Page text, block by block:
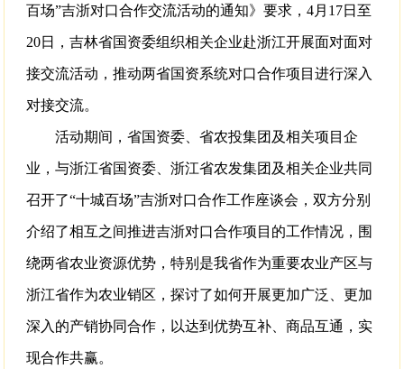
百场”吉浙对口合作交流活动的通知》要求，4月17日至
20日，吉林省国资委组织相关企业赴浙江开展面对面对
接交流活动，推动两省国资系统对口合作项目进行深入
对接交流。
活动期间，省国资委、省农投集团及相关项目企
业，与浙江省国资委、浙江省农发集团及相关企业共同
召开了“十城百场”吉浙对口合作工作座谈会，双方分别
介绍了相互之间推进吉浙对口合作项目的工作情况，围
绕两省农业资源优势，特别是我省作为重要农业产区与
浙江省作为农业销区，探讨了如何开展更加广泛、更加
深入的产销协同合作，以达到优势互补、商品互通，实
现合作共赢。